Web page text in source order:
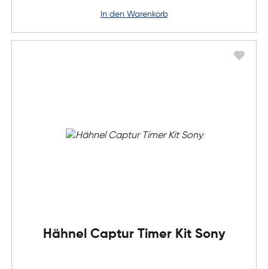
in den Warenkorb
Hähnel Captur Timer Kit Sony